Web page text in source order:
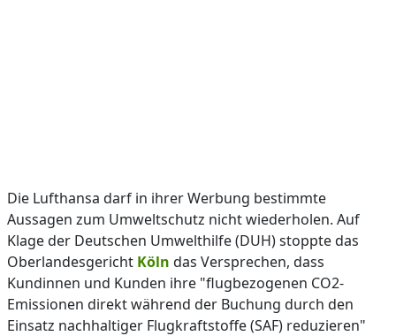
Die Lufthansa darf in ihrer Werbung bestimmte
Aussagen zum Umweltschutz nicht wiederholen. Auf
Klage der Deutschen Umwelthilfe (DUH) stoppte das
Oberlandesgericht Köln das Versprechen, dass
Kundinnen und Kunden ihre "flugbezogenen CO2-
Emissionen direkt während der Buchung durch den
Einsatz nachhaltiger Flugkraftstoffe (SAF) reduzieren"